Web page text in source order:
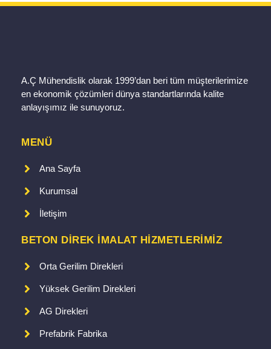
A.Ç Mühendislik olarak 1999’dan beri tüm müşterilerimize
en ekonomik çözümleri dünya standartlarında kalite
anlayışımız ile sunuyoruz.
MENÜ
Ana Sayfa
Kurumsal
İletişim
BETON DIREK IMALAT HIZMETLERIMIZ
Orta Gerilim Direkleri
Yüksek Gerilim Direkleri
AG Direkleri
Prefabrik Fabrika